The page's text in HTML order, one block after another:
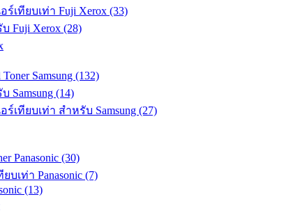
เทียบเท่า Fuji Xerox (33)
Fuji Xerox (28)
Samsung (132)
Samsung (14)
เทียบเท่า สำหรับ Samsung (27)
Panasonic (30)
เท่า Panasonic (7)
(13)